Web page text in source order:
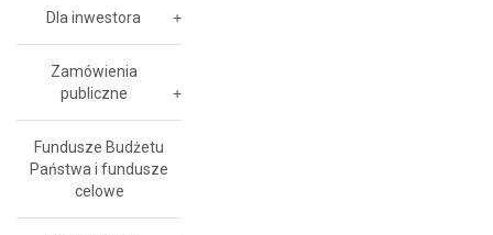
Dla inwestora
Zamówienia
publiczne
Fundusze Budżetu
Państwa i fundusze
celowe